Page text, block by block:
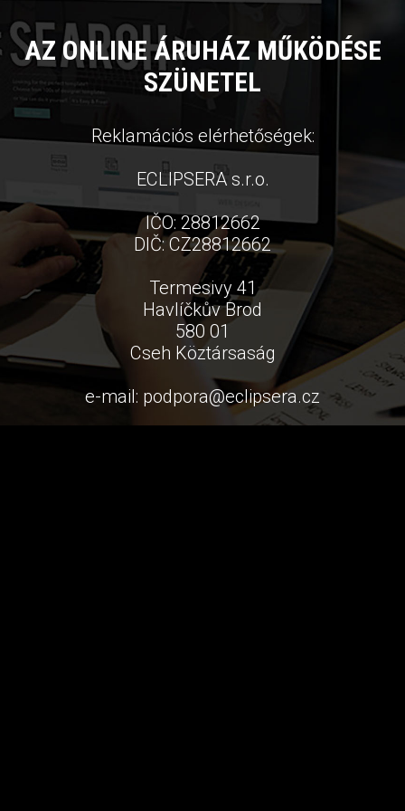
AZ ONLINE ÁRUHÁZ MŰKÖDÉSE
SZÜNETEL
Reklamációs elérhetőségek:
ECLIPSERA s.r.o.
IČO: 28812662
DIČ: CZ28812662
Termesivy 41
Havlíčkův Brod
580 01
Cseh Köztársaság
e-mail: podpora@eclipsera.cz